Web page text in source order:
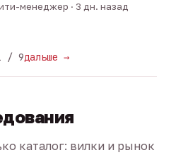
менеджер · 3 дн. назад
/ 9дальше →
каталог: вилки и рынок